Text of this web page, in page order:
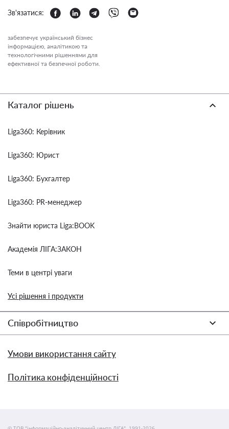
Зв'язатися:
забезпечує український бізнес
інформацією, аналітикою та
технологічними рішеннями для
ефективної та безпечної роботи.
Каталог рішень
Liga360: Керівник
Liga360: Юрист
Liga360: Бухгалтер
Liga360: PR-менеджер
Знайти юриста Liga:BOOK
Академія ЛІГА:ЗАКОН
Теми в центрі уваги
Усі рішення і продукти
Співробітництво
Умови використання сайту
Політика конфіденційності